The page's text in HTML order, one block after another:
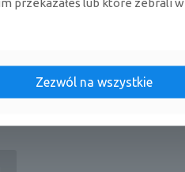
wykrywanie
nawiewu powietrza
powietrza z filtrem
Zezwól na wszystkie